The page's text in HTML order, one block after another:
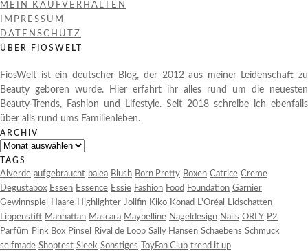
MEIN KAUFVERHALTEN
IMPRESSUM
DATENSCHUTZ
ÜBER FIOSWELT
FiosWelt ist ein deutscher Blog, der 2012 aus meiner Leidenschaft zu
Beauty geboren wurde. Hier erfahrt ihr alles rund um die neuesten
Beauty-Trends, Fashion und Lifestyle. Seit 2018 schreibe ich ebenfalls
über alls rund ums Familienleben.
ARCHIV
Archiv
TAGS
Alverde aufgebraucht balea Blush Born Pretty Boxen Catrice Creme
Degustabox Essen Essence Essie Fashion Food Foundation Garnier
Gewinnspiel
Haare Highlighter Jolifin Kiko Konad L'Oréal
Lidschatten
Lippenstift Manhattan Mascara Maybelline Nageldesign Nails ORLY P2
Parfüm Pink Box Pinsel Rival de Loop Sally Hansen Schaebens Schmuck
selfmade Shoptest Sleek Sonstiges ToyFan Club trend it up